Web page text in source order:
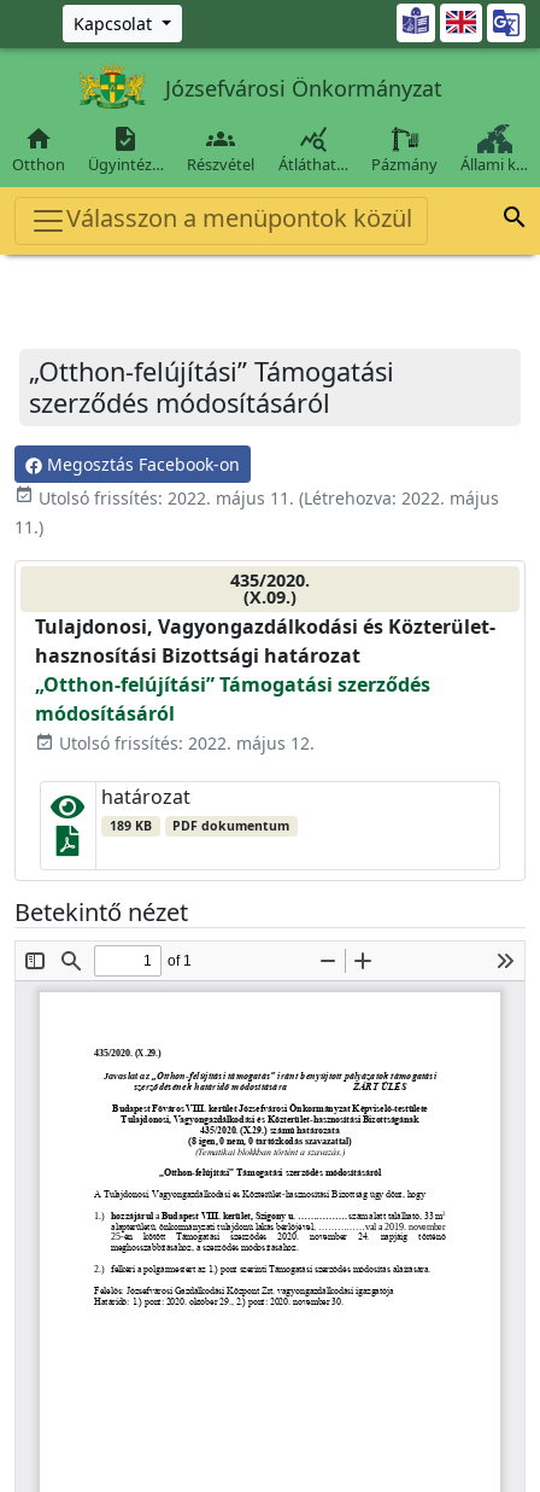
Ugrás a fő tartalomra
Kapcsolat 
Józsefvárosi Önkormányzat

Otthon

Ügyintéz…

Részvétel

Átláthat… Pázmány Állami k…
Válasszon a menüpontok közül 
„Otthon-felújítási” Támogatási
szerződés módosításáról
Megosztás Facebook-on
event_available Utolsó frissítés: 2022. május 11. (Létrehozva: 2022. május
11.)
435/2020.
(X.09.)
Tulajdonosi, Vagyongazdálkodási és Közterület-
hasznosítási Bizottsági határozat
„Otthon-felújítási” Támogatási szerződés
módosításáról
event_available Utolsó frissítés: 2022. május 12.
határozat
189 KB PDF dokumentum
Betekintő nézet